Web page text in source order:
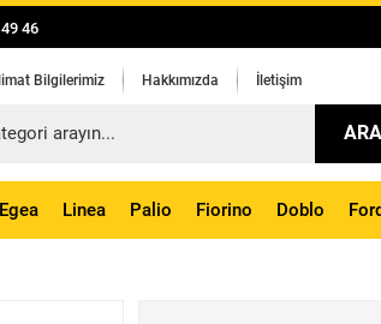
46
Bilgilerimiz Hakkımızda İletişim
ARA
Egea Linea Palio Fiorino Doblo Ford